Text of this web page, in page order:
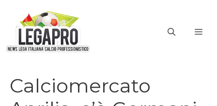
contenuto
Calciomercato